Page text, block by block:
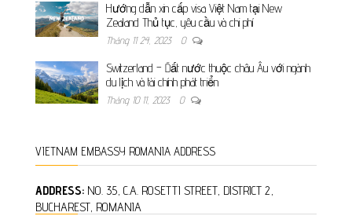
Hướng dẫn xin cấp visa Việt Nam tại New
Zealand Thủ tục, yêu cầu và chi phí
Tháng 11 24, 2023 0
Switzerland – Đất nước thuộc châu Âu với ngành
du lịch và tài chính phát triển
Tháng 10 11, 2023 0
VIETNAM EMBASSY ROMANIA ADDRESS
ADDRESS: NO. 35, C.A. ROSETTI STREET, DISTRICT 2,
BUCHAREST, ROMANIA